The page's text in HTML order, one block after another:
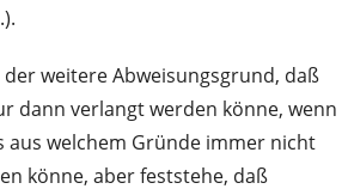
weitere Abweisungsgrund, daß
dann verlangt werden könne, wenn
aus welchem Gründe immer nicht
könne, aber feststehe, daß